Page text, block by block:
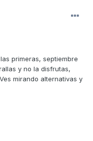
primeras, septiembre
y no la disfrutas,
mirando alternativas y